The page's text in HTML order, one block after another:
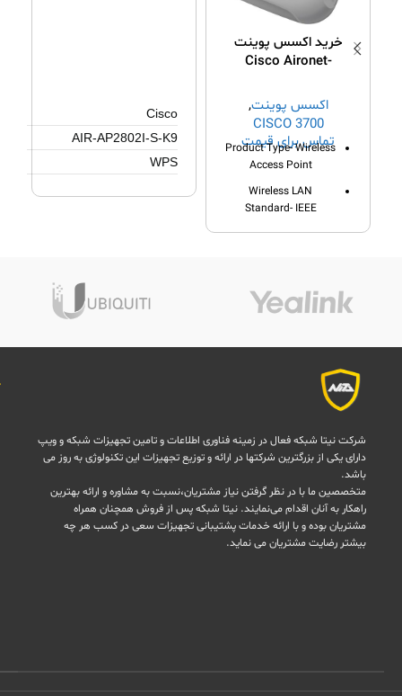
خرید اکسس پوینت
Cisco Aironet-
اکسس پوینت,
CISCO 3700
SERIES
تماس برای قیمت
Product Type- Wireless
Access Point
Wireless LAN
Standard- IEEE
Cisco
AIR-AP2802I-S-K9
WPS
Home, Business
شرکت نیتا شبکه فعال در زمینه فناوری اطلاعات و تامین تجهیزات شبکه و ویپ
دارای یکی از بزرگترین شرکتها در ارائه و توزیع تجهیزات این تکنولوژی به روز می
باشد.
متخصصین ما با در نظر گرفتن نیاز مشتریان،نسبت به مشاوره و ارائه بهترین
راهکار به آنان اقدام می‌نمایند. نیتا شبکه پس از فروش همچنان همراه
مشتریان بوده و با ارائه خدمات پشتیبانی تجهیزات سعی در کسب هر چه
بیشتر رضایت مشتریان می نماید.